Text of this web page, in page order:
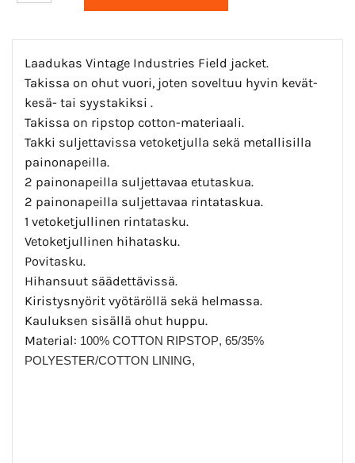
Laadukas Vintage Industries Field jacket.
Takissa on ohut vuori, joten soveltuu hyvin kevät-
kesä- tai syystakiksi .
Takissa on ripstop cotton-materiaali.
Takki suljettavissa vetoketjulla sekä metallisilla
painonapeilla.
2 painonapeilla suljettavaa etutaskua.
2 painonapeilla suljettavaa rintataskua.
1 vetoketjullinen rintatasku.
Vetoketjullinen hihatasku.
Povitasku.
Hihansuut säädettävissä.
Kiristysnyörit vyötäröllä sekä helmassa.
Kauluksen sisällä ohut huppu.
Material: 100% COTTON RIPSTOP, 65/35%
POLYESTER/COTTON LINING,